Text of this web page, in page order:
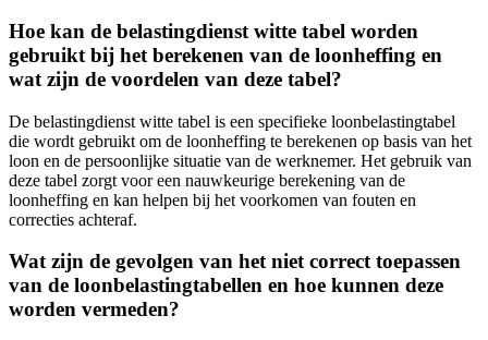
Hoe kan de belastingdienst witte tabel worden
gebruikt bij het berekenen van de loonheffing en
wat zijn de voordelen van deze tabel?
De belastingdienst witte tabel is een specifieke loonbelastingtabel
die wordt gebruikt om de loonheffing te berekenen op basis van het
loon en de persoonlijke situatie van de werknemer. Het gebruik van
deze tabel zorgt voor een nauwkeurige berekening van de
loonheffing en kan helpen bij het voorkomen van fouten en
correcties achteraf.
Wat zijn de gevolgen van het niet correct toepassen
van de loonbelastingtabellen en hoe kunnen deze
worden vermeden?